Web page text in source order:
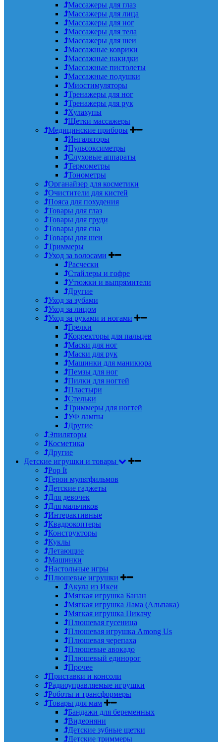
Массажеры для глаз
Массажеры для лица
Массажеры для ног
Массажеры для тела
Массажеры для шеи
Массажные коврики
Массажные накидки
Массажные пистолеты
Массажные подушки
Миостимуляторы
Тренажеры для ног
Тренажеры для рук
Хулахупы
Щетки массажеры
Медицинские приборы
Ингаляторы
Пульсоксиметры
Слуховые аппараты
Термометры
Тонометры
Органайзер для косметики
Очистители для кистей
Пояса для похудения
Товары для глаз
Товары для груди
Товары для сна
Товары для шеи
Триммеры
Уход за волосами
Расчески
Стайлеры и гофре
Утюжки и выпрямители
Другие
Уход за зубами
Уход за лицом
Уход за руками и ногами
Грелки
Корректоры для пальцев
Маски для ног
Маски для рук
Машинки для маникюра
Пемзы для ног
Пилки для ногтей
Пластыри
Стельки
Триммеры для ногтей
УФ лампы
Другие
Эпиляторы
Косметика
Другие
Детские игрушки и товары
Pop It
Герои мультфильмов
Детские гаджеты
Для девочек
Для мальчиков
Интерактивные
Квадрокоптеры
Конструкторы
Куклы
Летающие
Машинки
Настольные игры
Плюшевые игрушки
Акула из Икеи
Мягкая игрушка Банан
Мягкая игрушка Лама (Альпака)
Мягкая игрушка Пикачу
Плюшевая гусеница
Плюшевая игрушка Among Us
Плюшевая черепаха
Плюшевые авокадо
Плюшевый единорог
Прочее
Приставки и консоли
Радиоуправляемые игрушки
Роботы и трансформеры
Товары для мам
Бандажи для беременных
Видеоняни
Детские зубные щетки
Детские триммеры